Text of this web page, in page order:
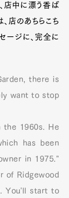
店中に漂う香ば
、店のあちらこち
ージに、完全に
there is
want to stop
the 1960s. He
has been
in 1975."
of Ridgewood
You'll start to